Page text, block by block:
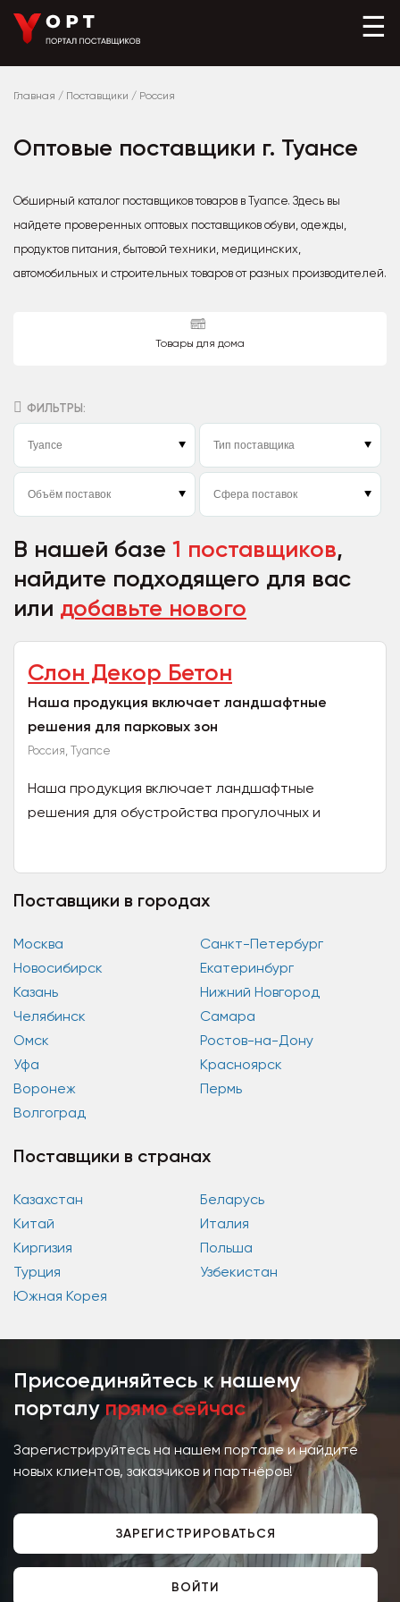
☰
Главная / Поставщики / Россия
Оптовые поставщики г. Туансе
Обширный каталог поставщиков товаров в Туапсе. Здесь вы
найдете проверенных оптовых поставщиков обуви, одежды,
продуктов питания, бытовой техники, медицинских,
автомобильных и строительных товаров от разных производителей.
Товары для дома
ФИЛЬТРЫ:
В нашей базе 1 поставщиков,
найдите подходящего для вас
или добавьте нового
Слон Декор Бетон
Наша продукция включает ландшафтные
решения для парковых зон
Россия, Туапсе
Наша продукция включает ландшафтные
решения для обустройства прогулочных и
Поставщики в городах
Москва
Санкт-Петербург
Новосибирск
Екатеринбург
Казань
Нижний Новгород
Челябинск
Самара
Омск
Ростов-на-Дону
Уфа
Красноярск
Воронеж
Пермь
Волгоград
Поставщики в странах
Казахстан
Беларусь
Китай
Италия
Киргизия
Польша
Турция
Узбекистан
Южная Корея
Присоединяйтесь к нашему
порталу прямо сейчас
Зарегистрируйтесь на нашем портале и найдите
новых клиентов, заказчиков и партнёров!
ЗАРЕГИСТРИРОВАТЬСЯ
ВОЙТИ